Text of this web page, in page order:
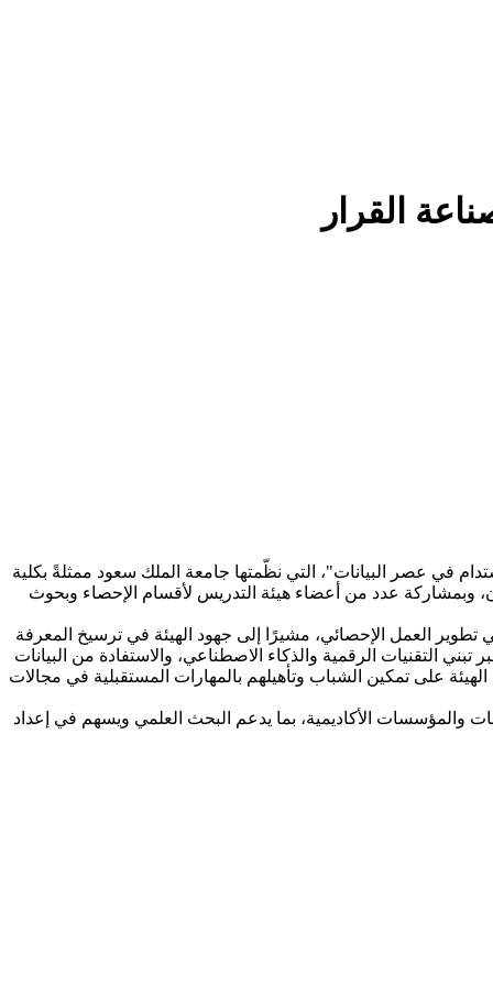
القرار
في عصر البيانات"، التي نظّمتها جامعة الملك سعود ممثلةً بكلية
وبمشاركة عدد من أعضاء هيئة التدريس لأقسام الإحصاء وبحوث
تطوير العمل الإحصائي، مشيرًا إلى جهود الهيئة في ترسيخ المعرفة
التقنيات الرقمية والذكاء الاصطناعي، والاستفادة من البيانات
على تمكين الشباب وتأهيلهم بالمهارات المستقبلية في مجالات
والمؤسسات الأكاديمية، بما يدعم البحث العلمي ويسهم في إعداد